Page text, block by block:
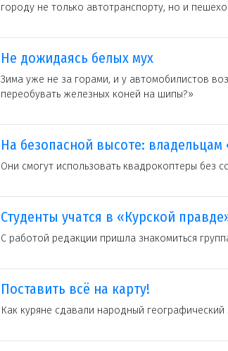
городу не только автотранспорту, но и
Не дожидаясь белых мух
Зима уже не за горами, и у автомобилистов
переобувать железных коней на шипы?»
На безопасной высоте:
Они смогут использовать квадрокоптеры без
Студенты учатся в «Курской
С работой редакции пришла знакомиться
Поставить всё на карту!
Как куряне сдавали народный географический